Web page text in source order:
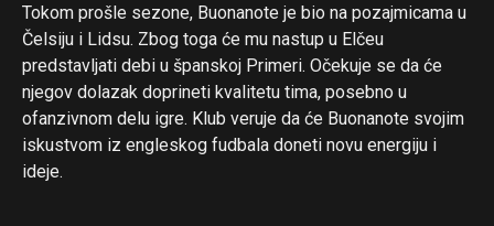
Tokom prošle sezone, Buonanote je bio na pozajmicama u
Čelsiju i Lidsu. Zbog toga će mu nastup u Elčeu
predstavljati debi u španskoj Primeri. Očekuje se da će
njegov dolazak doprineti kvalitetu tima, posebno u
ofanzivnom delu igre. Klub veruje da će Buonanote svojim
iskustvom iz engleskog fudbala doneti novu energiju i
ideje.